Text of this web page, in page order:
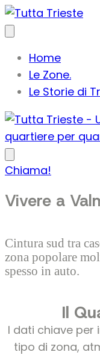
Vai
al
Home
Le Zone.
Le Storie di
Chiama!
Vivere a
Cintura sud tra
zona popolare
spesso in auto.
Il
I dati chiave per
tipo di zona,